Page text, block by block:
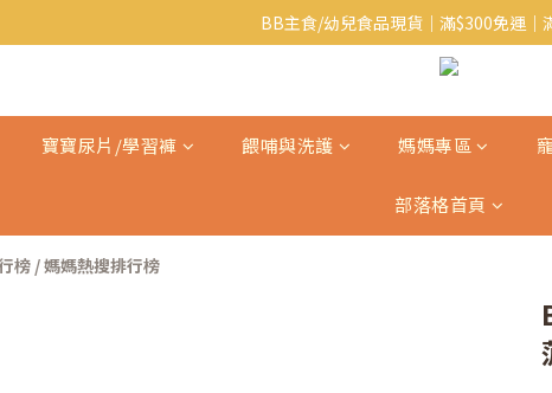
Baby J 有機蝴蝶麵番貨啦~!
BB主食/幼兒食品現貨｜滿$300免運｜
大人氣!RICO濕紙巾補貨啦~
Baby J 有機蝴蝶麵番貨啦~!
寶寶尿片/學習褲 餵哺與洗護 媽媽專區
部落格首頁
榜 / 媽媽熱搜排行榜